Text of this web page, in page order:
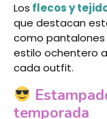
Los flecos y
que destacan
como pantalones
estilo ochentero
cada outfit.
temporada